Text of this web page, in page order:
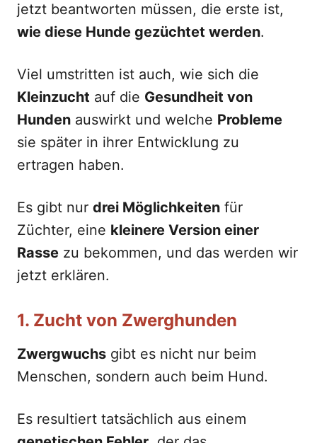
jetzt beantworten müssen, die erste ist,
wie diese Hunde gezüchtet werden.
Viel umstritten ist auch, wie sich die
Kleinzucht auf die Gesundheit von
Hunden auswirkt und welche Probleme
sie später in ihrer Entwicklung zu
ertragen haben.
Es gibt nur drei Möglichkeiten für
Züchter, eine kleinere Version einer
Rasse zu bekommen, und das werden wir
jetzt erklären.
1. Zucht von Zwerghunden
Zwergwuchs gibt es nicht nur beim
Menschen, sondern auch beim Hund.
Es resultiert tatsächlich aus einem